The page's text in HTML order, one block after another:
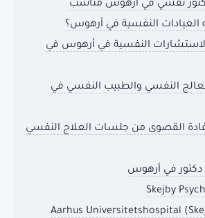
النفسية في أرهوس في
النفسي والطبيب النفسي في
القصوى من جلسات العلاج النفسي
في أرهوس